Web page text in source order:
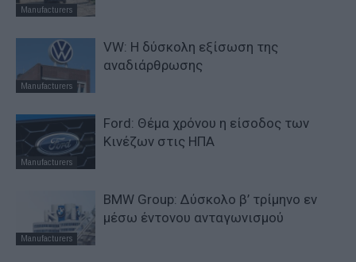
Manufacturers
Manufacturers
VW: Η δύσκολη εξίσωση της
αναδιάρθρωσης
Manufacturers
Ford: Θέμα χρόνου η είσοδος των
Κινέζων στις ΗΠΑ
Manufacturers
BMW Group: Δύσκολο β’ τρίμηνο εν
μέσω έντονου ανταγωνισμού